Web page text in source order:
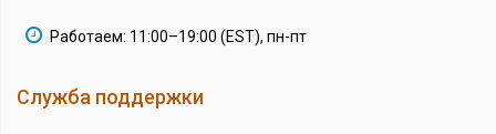
Работаем: 11:00–19:00 (EST), пн-пт
Служба поддержки